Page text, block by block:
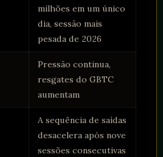
milhões em um único
dia, sessão mais
pesada de 2026
Pressão continua,
resgates do GBTC
aumentam
A sequência de saídas
desacelera após nove
sessões consecutivas